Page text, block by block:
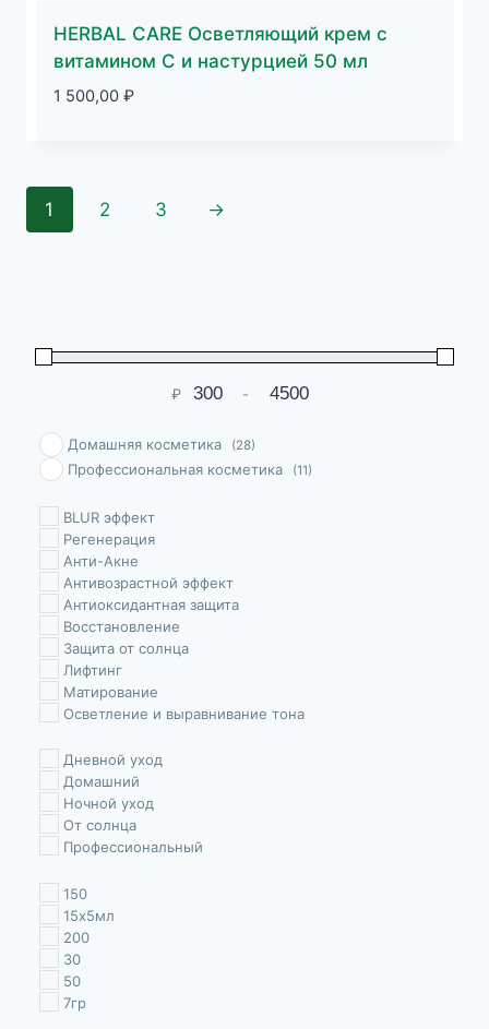
HERBAL CARE Осветляющий крем с
витамином С и настурцией 50 мл
1 500,00 ₽
1 2 3 →
₽ -
Домашняя косметика (28)
Профессиональная косметика (11)
BLUR эффект
Pегенерация
Анти-Акне
Антивозрастной эффект
Антиоксидантная защита
Восстановление
Защита от солнца
Лифтинг
Матирование
Осветление и выравнивание тона
стимуляции роста
Увлажнение
укрепление
Уменьшение морщин
Успокаивает
Дневной уход
Домашний
Ночной уход
От солнца
Профессиональный
150
15х5мл
200
30
50
7гр